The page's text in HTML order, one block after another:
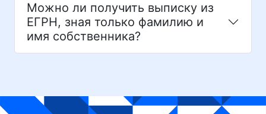
Можно ли получить выписку из
ЕГРН, зная только фамилию и
имя собственника?